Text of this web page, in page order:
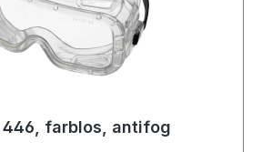
farblos, antifog